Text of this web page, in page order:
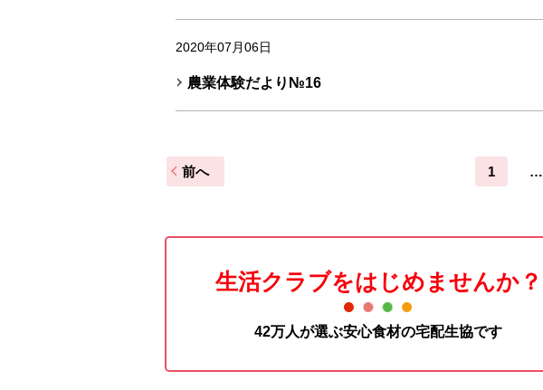
2020年07月06日
農業体験だより№16
前へ 1 …
生活クラブをはじめませんか？
42万人が選ぶ安心食材の宅配生協です